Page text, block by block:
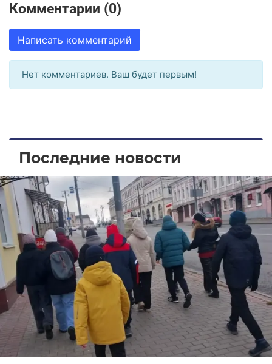
Комментарии (0)
Написать комментарий
Нет комментариев. Ваш будет первым!
Последние новости